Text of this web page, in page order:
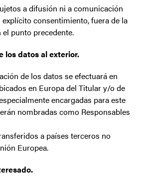
a difusión ni a comunicación
consentimiento, fuera de la
punto precedente.
los datos al exterior.
de los datos se efectuará en
en Europa del Titular y/o de
encargadas para este
nombradas como Responsables
a países terceros no
Europea.